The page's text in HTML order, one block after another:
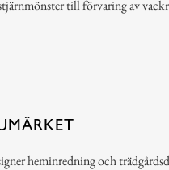
till förvaring av
heminredning och